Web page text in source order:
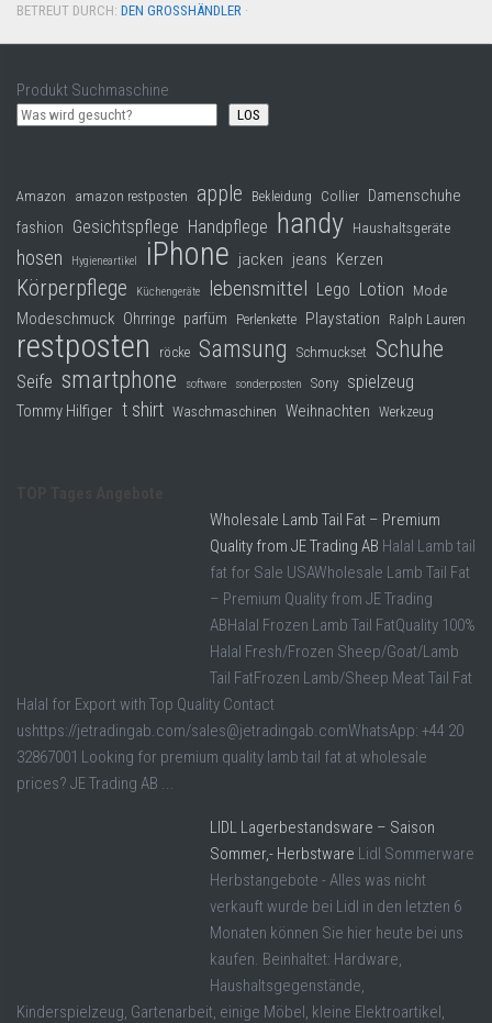
BETREUT DURCH: DEN GROSSHÄNDLER ·
Produkt Suchmaschine
LOS
Amazon amazon restposten apple Bekleidung Collier Damenschuhe
fashion Gesichtspflege Handpflege handy Haushaltsgeräte
hosen Hygieneartikel iPhone jacken jeans Kerzen
Körperpflege Küchengeräte lebensmittel Lego Lotion Mode
Modeschmuck Ohrringe parfüm Perlenkette Playstation Ralph Lauren
restposten röcke Samsung Schmuckset Schuhe
Seife smartphone software sonderposten Sony spielzeug
Tommy Hilfiger t shirt Waschmaschinen Weihnachten Werkzeug
Wholesale Lamb Tail Fat – Premium
Quality from JE Trading AB Halal Lamb tail
fat for Sale USAWholesale Lamb Tail Fat
– Premium Quality from JE Trading
ABHalal Frozen Lamb Tail FatQuality 100%
Halal Fresh/Frozen Sheep/Goat/Lamb
Tail FatFrozen Lamb/Sheep Meat Tail Fat
Halal for Export with Top Quality Contact
ushttps://jetradingab.com/sales@jetradingab.comWhatsApp: +44 20
32867001 Looking for premium quality lamb tail fat at wholesale
prices? JE Trading AB ...
LIDL Lagerbestandsware – Saison
Sommer,- Herbstware Lidl Sommerware
Herbstangebote - Alles was nicht
verkauft wurde bei Lidl in den letzten 6
Monaten können Sie hier heute bei uns
kaufen. Beinhaltet: Hardware,
Haushaltsgegenstände,
Kinderspielzeug, Gartenarbeit, einige Möbel, kleine Elektroartikel,